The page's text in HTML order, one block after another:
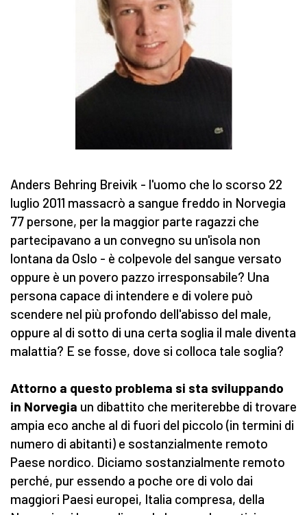
Anders Behring Breivik - l'uomo che lo scorso 22
luglio 2011 massacrò a sangue freddo in Norvegia
77 persone, per la maggior parte ragazzi che
partecipavano a un convegno su un'isola non
lontana da Oslo - è colpevole del sangue versato
oppure è un povero pazzo irresponsabile? Una
persona capace di intendere e di volere può
scendere nel più profondo dell'abisso del male,
oppure al di sotto di una certa soglia il male diventa
malattia? E se fosse, dove si colloca tale soglia?
Attorno a questo problema si sta sviluppando
in Norvegia un dibattito che meriterebbe di trovare
ampia eco anche al di fuori del piccolo (in termini di
numero di abitanti) e sostanzialmente remoto
Paese nordico. Diciamo sostanzialmente remoto
perché, pur essendo a poche ore di volo dai
maggiori Paesi europei, Italia compresa, della